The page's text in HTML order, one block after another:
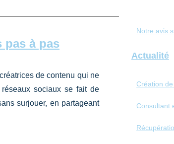
pas à pas
de contenu qui ne
sociaux se fait de
surjouer, en partageant
Notre avis
Actualité
Création de
Consultant